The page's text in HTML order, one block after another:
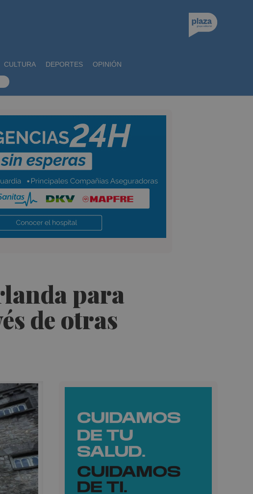
CULTURA DEPORTES OPINIÓN
para
de otras